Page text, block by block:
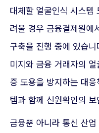
대체할 얼굴인식 시스템
려울 경우 금융결제원에
구축을 진행 중에 있습니
미지와 금융 거래자의
증 도용을 방지하는 대
템과 함께 신원확인의
금융뿐 아니라 통신 산